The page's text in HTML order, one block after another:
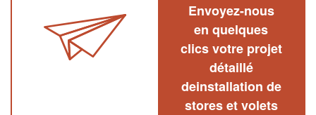
Envoyez-nous
en quelques
clics votre projet
détaillé
deinstallation de
stores et volets